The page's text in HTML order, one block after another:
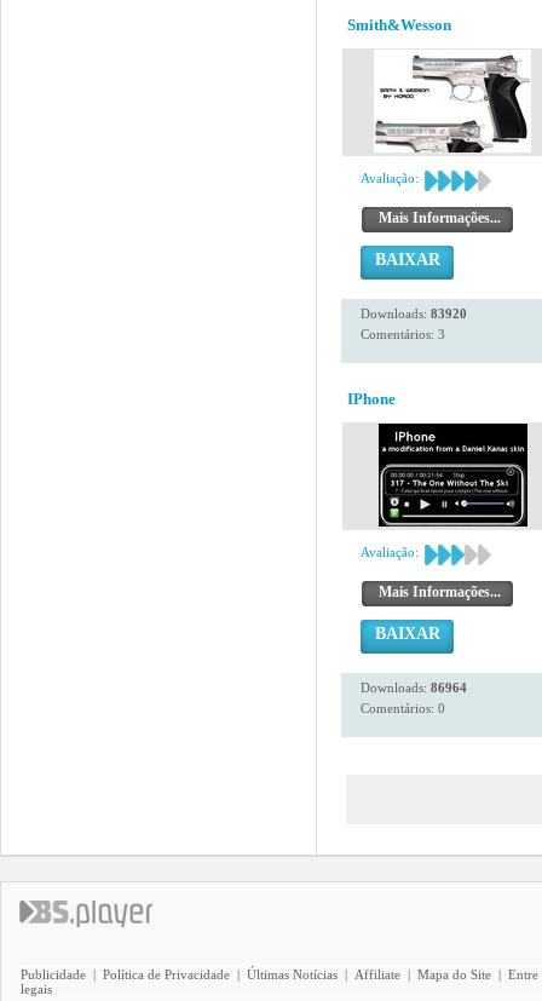
Smith&Wesson
Avaliação:
Mais Informações...
BAIXAR
Downloads: 83920
Comentários: 3
IPhone
Avaliação:
Mais Informações...
BAIXAR
Downloads: 86964
Comentários: 0
Publicidade | Política de Privacidade | Últimas Notícias | Affiliate | Mapa do Site | Entre
legais